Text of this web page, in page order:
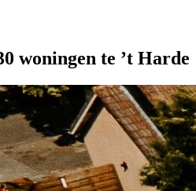
woningen te ’t Harde